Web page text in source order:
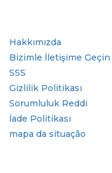
Hakkımızda
Bizimle İletişime Geçin
SSS
Gizlilik Politikası
Sorumluluk Reddi
İade Politikası
mapa da situação